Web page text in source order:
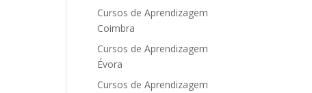
Cursos de Aprendizagem
Coimbra
Cursos de Aprendizagem
Évora
Cursos de Aprendizagem